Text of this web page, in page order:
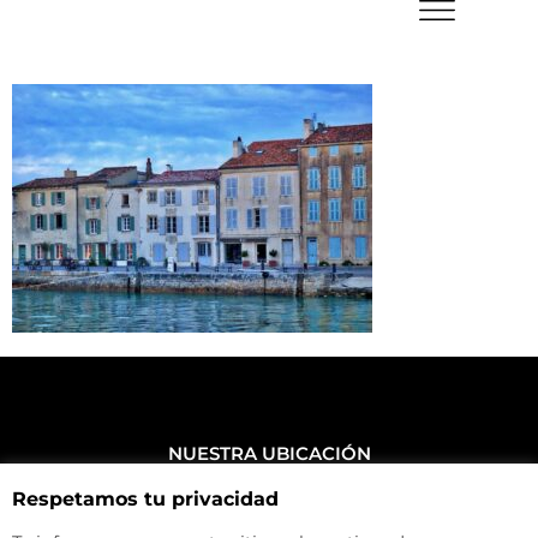
NUESTRA UBICACIÓN
CONTACTA CON NOSOTROS
Respetamos tu privacidad